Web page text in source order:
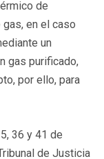
de
en el caso
un
gas purificado,
por ello, para
36 y 41 de
de Justicia